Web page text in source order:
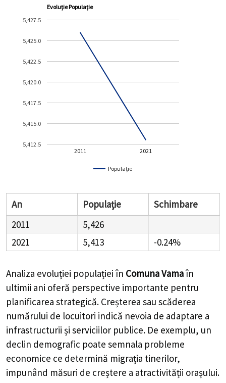
Evoluție Populație
Populație
2011 2021
5,412.5
5,415.0
5,417.5
5,420.0
5,422.5
5,425.0
5,427.5
An Populație
Schimbare
2011
5,426
2021
5,413 -0.24%
Analiza evoluției populației în Comuna Vamaîn
ultimii ani oferă perspective importante pentru
planificarea strategică. Creșterea sau scăderea
numărului de locuitori indică nevoia de adaptare a
infrastructurii și serviciilor publice. De exemplu, un
declin demografic poate semnala probleme
economice ce determină migrația tinerilor,
impunând măsuri de creștere a atractivității orașului.